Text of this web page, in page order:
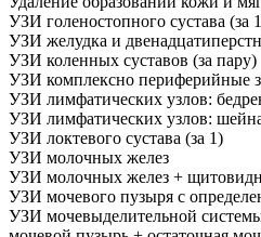
УЗИ голеностопного сустава (за
УЗИ желудка и
УЗИ коленных суставов (за пару)
УЗИ комплексно периферийные
УЗИ лимфатических узлов:
УЗИ лимфатических узлов:
УЗИ локтевого сустава (за 1)
УЗИ молочных желез
УЗИ молочных желез +
УЗИ мочевого пузыря с
УЗИ мочевыделительной